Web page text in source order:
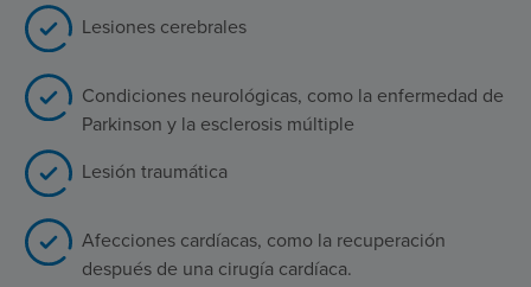
Lesiones cerebrales
Condiciones neurológicas, como la enfermedad de
Parkinson y la esclerosis múltiple
Lesión traumática
Afecciones cardíacas, como la recuperación
después de una cirugía cardíaca.